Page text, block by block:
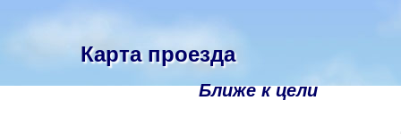
Карта проезда
Ближе к цели